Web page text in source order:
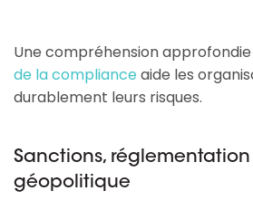
Une compréhension approfondie
de la compliance aide les
durablement leurs risques.
Sanctions,
géopolitique